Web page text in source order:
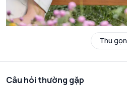
Thu gọn
Câu hỏi thường gặp